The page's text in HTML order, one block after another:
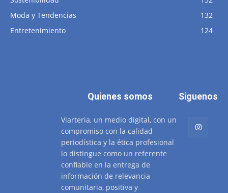
Moda y Tendencias
132
Entretenimiento
124
Quienes somos
Viarteria, un medio digital, con un
compromiso con la calidad
periodística y la ética profesional
lo distingue como un referente
confiable en la entrega de
información de relevancia
comunitaria, positiva y
Siguenos